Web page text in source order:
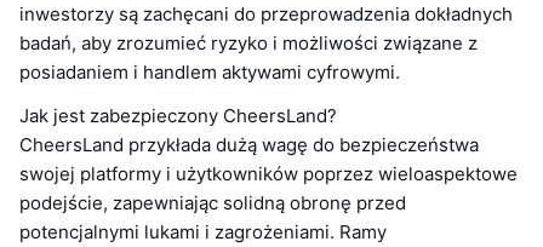
inwestorzy są zachęcani do przeprowadzenia dokładnych
badań, aby zrozumieć ryzyko i możliwości związane z
posiadaniem i handlem aktywami cyfrowymi.
Jak jest zabezpieczony CheersLand?
CheersLand przykłada dużą wagę do bezpieczeństwa
swojej platformy i użytkowników poprzez wieloaspektowe
podejście, zapewniając solidną obronę przed
potencjalnymi lukami i zagrożeniami. Ramy